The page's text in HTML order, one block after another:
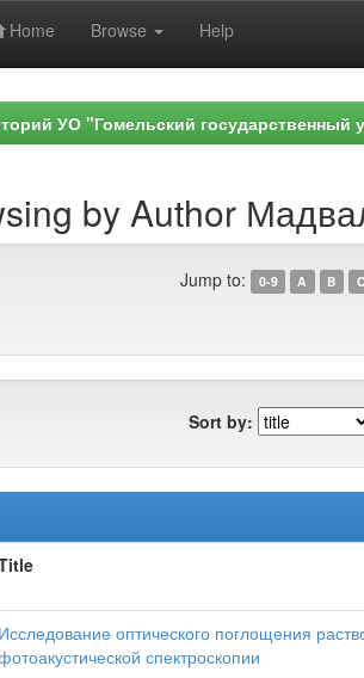
Home Browse Help
УО "Гомельский
by Author
Jump to: 0-9 A B C
Sort by:
Исследование оптического поглощения
спектроскопии